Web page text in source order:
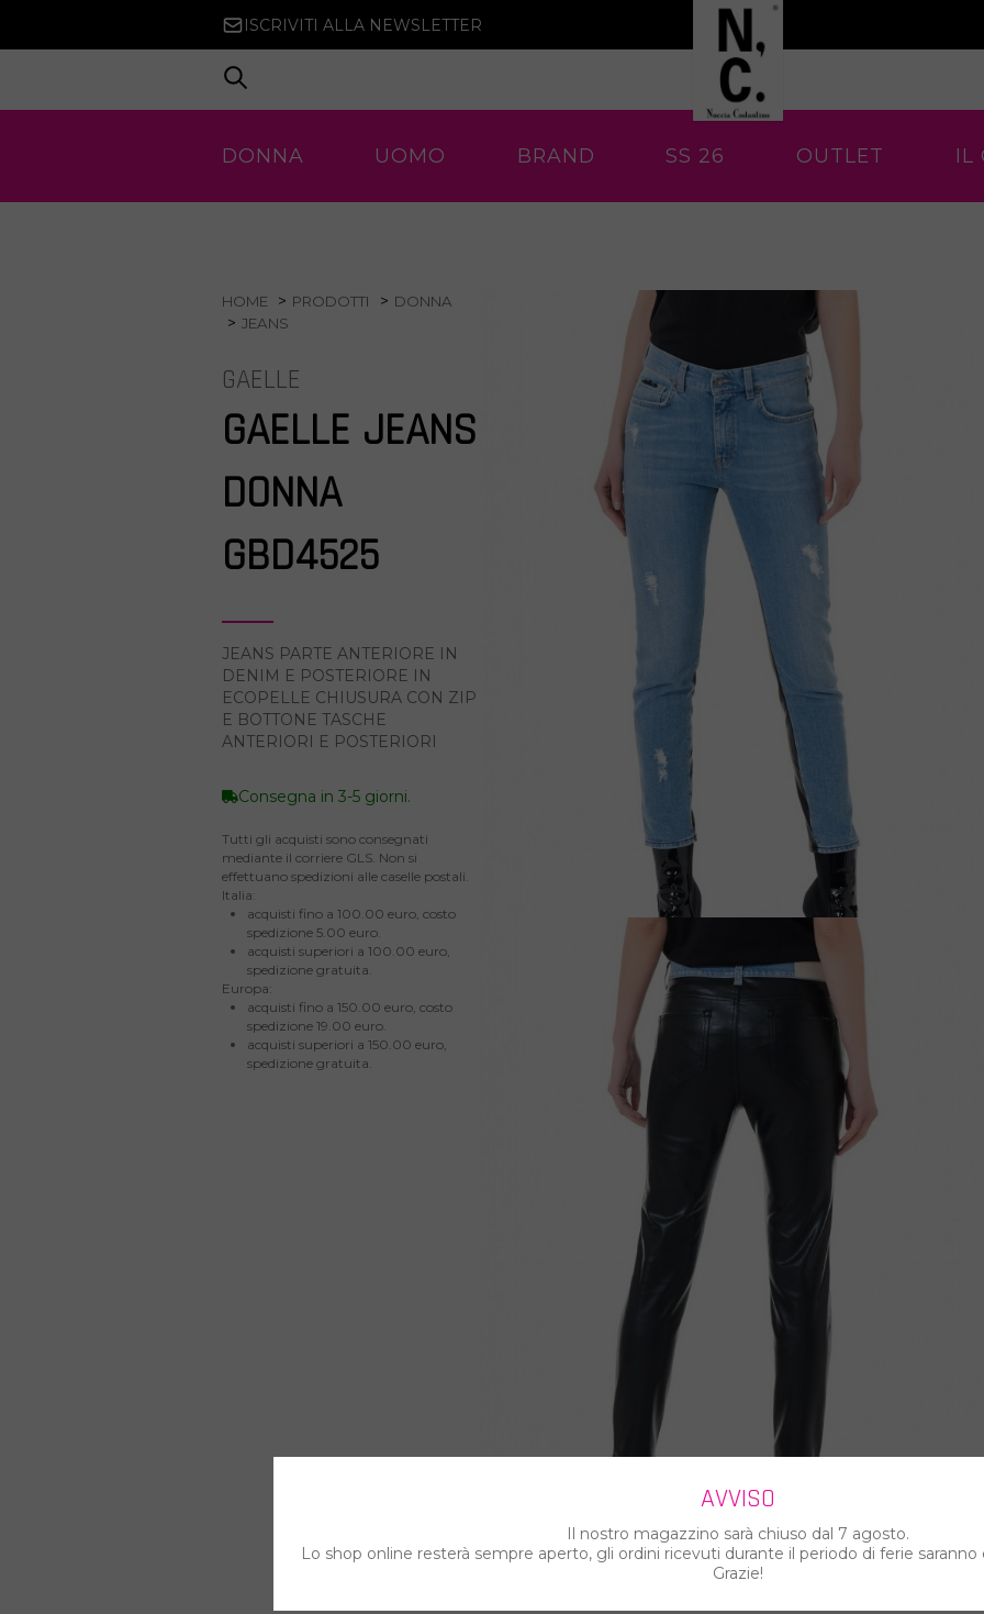
ISCRIVITI ALLA NEWSLETTER
DONNA UOMO BRAND SS 26 OUTLET IL
HOME PRODOTTI
DONNA
JEANS
GAELLE
GAELLE JEANS
DONNA
GBD4525
JEANS PARTE ANTERIORE IN
DENIM E POSTERIORE IN
ECOPELLE CHIUSURA CON ZIP
E BOTTONE TASCHE
ANTERIORI E POSTERIORI
Consegna in 3-5 giorni.
Tutti gli acquisti sono consegnati
mediante il corriere GLS. Non si
effettuano spedizioni alle caselle postali.
Italia:
acquisti fino a 100.00 euro, costo
spedizione 5.00 euro.
acquisti superiori a 100.00 euro,
spedizione gratuita.
Europa:
acquisti fino a 150.00 euro, costo
spedizione 19.00 euro.
acquisti superiori a 150.00 euro,
spedizione gratuita.
AVVISO
Il nostro magazzino sarà chiuso dal 7 agosto.
Lo shop online resterà sempre aperto, gli ordini ricevuti durante il periodo di ferie saranno
Grazie!